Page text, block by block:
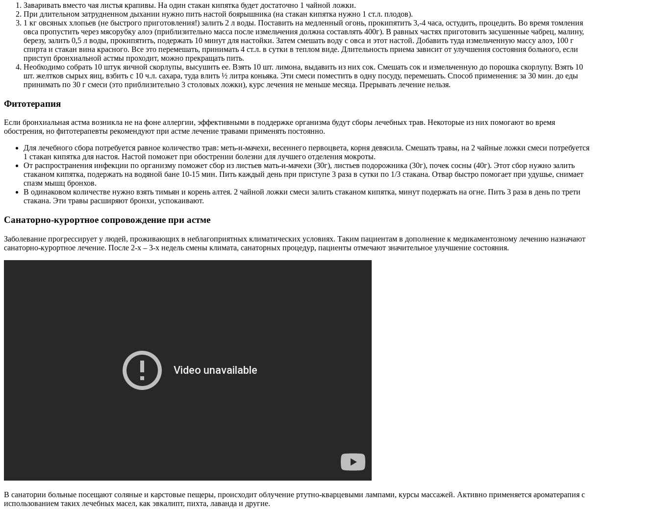
Заваривать вместо чая листья крапивы. На один стакан кипятка будет достаточно 1 чайной ложки.
При длительном затрудненном дыхании нужно пить настой боярышника (на стакан кипятка нужно 1 ст.л. плодов).
1 кг овсяных хлопьев (не быстрого приготовления!) залить 2 л воды. Поставить на медленный огонь, прокипятить 3,-4 часа, остудить, процедить. Во время томления
овса пропустить через мясорубку алоэ (приблизительно масса после измельчения должна составлять 400г). В равных частях приготовить засушенные чабрец, малину,
березу, залить 0,5 л воды, прокипятить, подержать 10 минут для настойки. Затем смешать воду с овса и этот настой. Добавить туда измельченную массу алоэ, 100 г
спирта и стакан вина красного. Все это перемешать, принимать 4 ст.л. в сутки в теплом виде. Длительность приема зависит от улучшения состояния больного, если
приступ бронхиальной астмы проходит, можно прекращать пить.
Необходимо собрать 10 штук яичной скорлупы, высушить ее. Взять 10 шт. лимона, выдавить из них сок. Смешать сок и измельченную до порошка скорлупу. Взять 10
шт. желтков сырых яиц, взбить с 10 ч.л. сахара, туда влить ½ литра коньяка. Эти смеси поместить в одну посуду, перемешать. Способ применения: за 30 мин. до еды
принимать по 30 г смеси (это приблизительно 3 столовых ложки), курс лечения не меньше месяца. Прерывать лечение нельзя.
Фитотерапия
Если бронхиальная астма возникла не на фоне аллергии, эффективными в поддержке организма будут сборы лечебных трав. Некоторые из них помогают во время
обострения, но фитотерапевты рекомендуют при астме лечение травами применять постоянно.
Для лечебного сбора потребуется равное количество трав: меть-и-мачехи, весеннего первоцвета, корня девясила. Смешать травы, на 2 чайные ложки смеси потребуется
1 стакан кипятка для настоя. Настой поможет при обострении болезни для лучшего отделения мокроты.
От распространения инфекции по организму поможет сбор из листьев мать-и-мачехи (30г), листьев подорожника (30г), почек сосны (40г). Этот сбор нужно залить
стаканом кипятка, подержать на водяной бане 10-15 мин. Пить каждый день при приступе 3 раза в сутки по 1/3 стакана. Отвар быстро помогает при удушье, снимает
спазм мышц бронхов.
В одинаковом количестве нужно взять тимьян и корень алтея. 2 чайной ложки смеси залить стаканом кипятка, минут подержать на огне. Пить 3 раза в день по трети
стакана. Эти травы расширяют бронхи, успокаивают.
Санаторно-курортное сопровождение при астме
Заболевание прогрессирует у людей, проживающих в неблагоприятных климатических условиях. Таким пациентам в дополнение к медикаментозному лечению назначают
санаторно-курортное лечение. После 2-х – 3-х недель смены климата, санаторных процедур, пациенты отмечают значительное улучшение состояния.
В санатории больные посещают соляные и карстовые пещеры, происходит облучение ртутно-кварцевыми лампами, курсы массажей. Активно применяется ароматерапия с
использованием таких лечебных масел, как эвкалипт, пихта, лаванда и другие.